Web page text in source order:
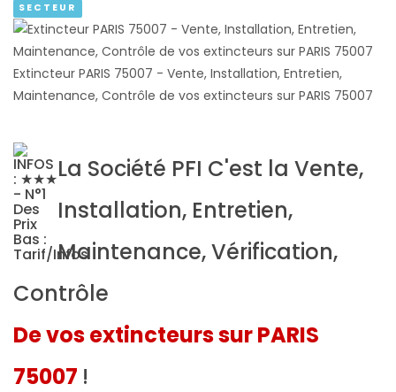
SECTEUR
Extincteur PARIS 75007 - Vente, Installation, Entretien,
Maintenance, Contrôle de vos extincteurs sur PARIS 75007
La Société PFI C'est la Vente,
Installation, Entretien,
Maintenance, Vérification,
Contrôle
De vos extincteurs sur PARIS
75007 !